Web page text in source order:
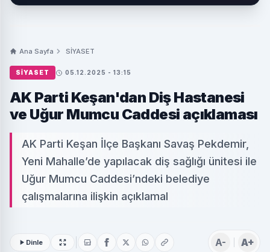
Ana Sayfa SİYASET
SİYASET 05.12.2025 - 13:15
AK Parti Keşan'dan Diş Hastanesi
ve Uğur Mumcu Caddesi açıklaması
AK Parti Keşan İlçe Başkanı Savaş Pekdemir,
Yeni Mahalle’de yapılacak diş sağlığı ünitesi ile
Uğur Mumcu Caddesi’ndeki belediye
çalışmalarına ilişkin açıklamal
Dinle A- A+